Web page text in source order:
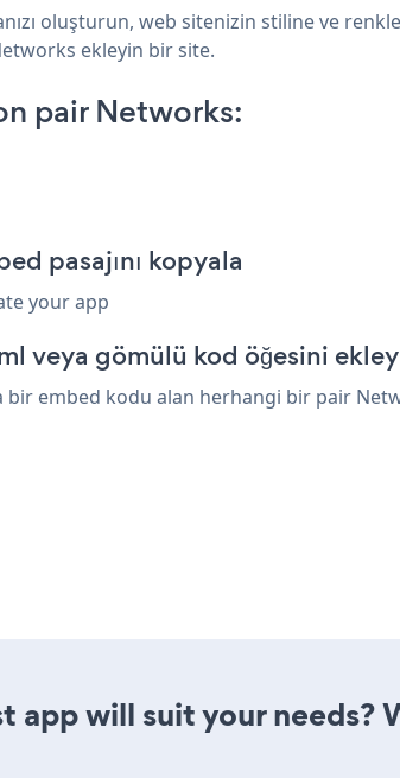
oluşturun, web sitenizin stiline ve
ekleyin bir site.
pair Networks:
pasajını kopyala
your app
veya gömülü kod öğesini
embed kodu alan herhangi bir pair
app will suit your needs?